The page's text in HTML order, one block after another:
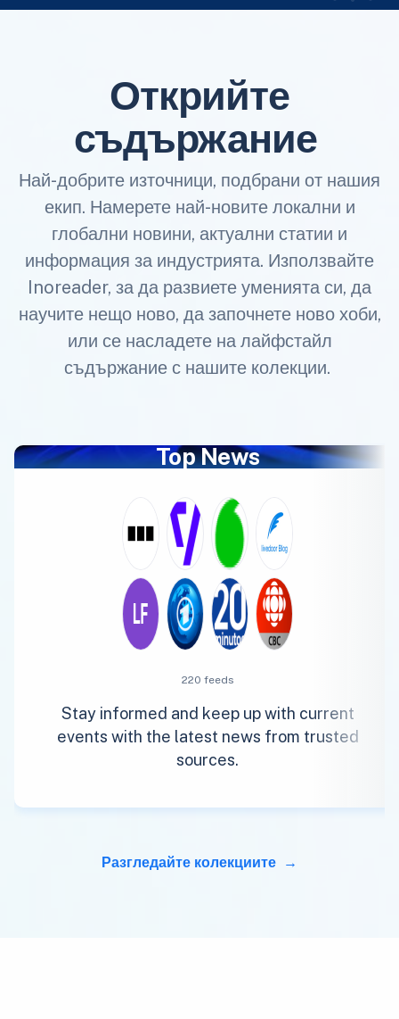
Открийте
съдържание
Най-добрите източници, подбрани от нашия
екип. Намерете най-новите локални и
глобални новини, актуални статии и
информация за индустрията. Използвайте
Inoreader, за да развиете уменията си, да
научите нещо ново, да започнете ново хоби,
или се насладете на лайфстайл
съдържание с нашите колекции.
Top News
220 feeds
Stay informed and keep up with current
events with the latest news from trusted
sources.
Разгледайте колекциите